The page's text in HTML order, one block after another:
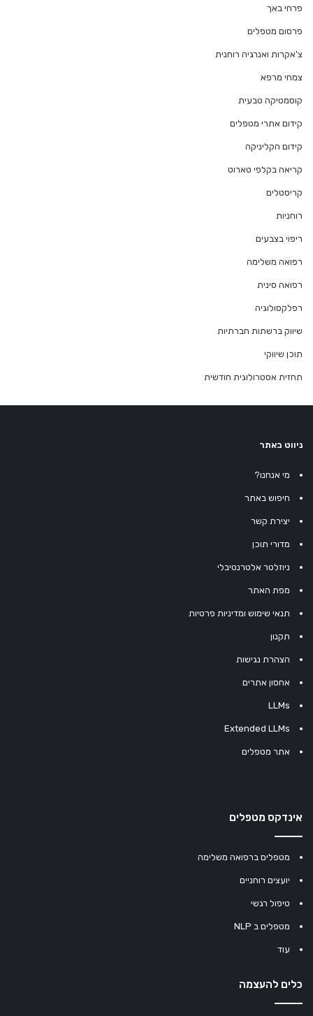
פרחי באך
פרסום מטפלים
צ'אקרות ואנרגיה רוחנית
צמחי מרפא
קוסמטיקה טבעית
קידום אתרי מטפלים
קידום הקליניקה
קריאה בקלפי טארוט
קריסטלים
רוחניות
ריפוי בצבעים
רפואה משלימה
רפואה סינית
רפלקסולוגיה
שיווק ברשתות חברתיות
תוכן שיווקי
תחזית אסטרולוגית חודשית
ניווט באתר
מי אנחנו?
חיפוש באתר
יצירת קשר
מדורי תוכן
ניוזלטר אלטרנטיבלי
מפת האתר
תנאי שימוש ומדיניות פרטיות
תקנון
הצהרת נגישות
אחסון אתרים
LLMs
Extended LLMs
אתר מטפלים
אינדקס מטפלים
מטפלים ברפואה משלימה
יועצים רוחניים
טיפול רגשי
מטפלים ב NLP
עוד
כלים להעצמה